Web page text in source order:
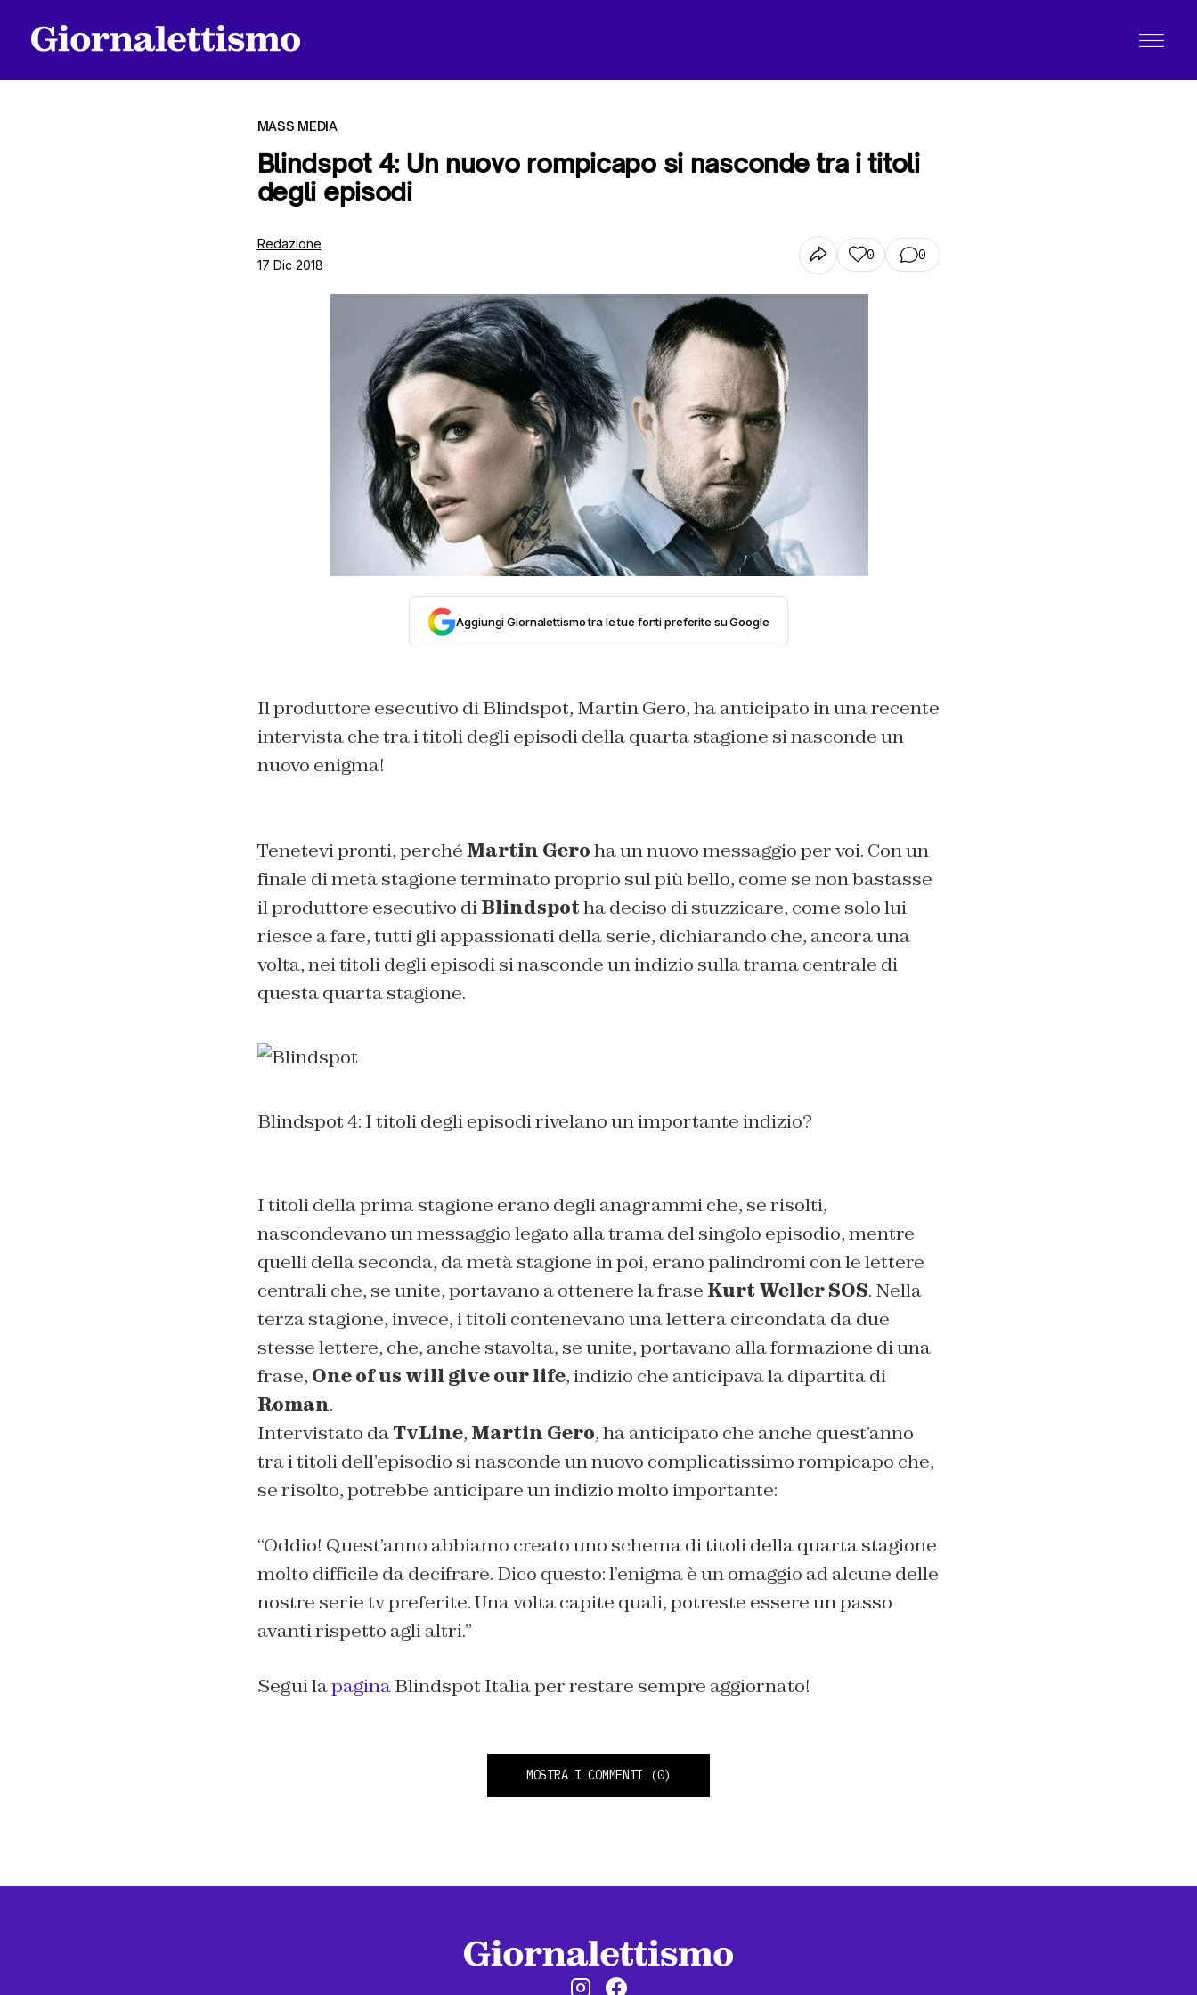
MASS MEDIA
Blindspot 4: Un nuovo rompicapo si nasconde tra i titoli
degli episodi
Redazione
17 Dic 2018
0 0
Aggiungi Giornalettismo tra le tue fonti preferite su Google
Il produttore esecutivo di Blindspot, Martin Gero, ha anticipato in una recente
intervista che tra i titoli degli episodi della quarta stagione si nasconde un
nuovo enigma!
Tenetevi pronti, perché Martin Geroha un nuovo messaggio per voi. Con un
finale di metà stagione terminato proprio sul più bello, come se non bastasse
il produttore esecutivo diBlindspotha deciso di stuzzicare, come solo lui
riesce a fare, tutti gli appassionati della serie, dichiarando che, ancora una
volta, nei titoli degli episodi si nasconde un indizio sulla trama centrale di
questa quarta stagione.
Blindspot 4: I titoli degli episodi rivelano un importante indizio?
I titoli della prima stagione erano degli anagrammi che, se risolti,
nascondevano un messaggio legato alla trama del singolo episodio, mentre
quelli della seconda, da metà stagione in poi, erano palindromi con le lettere
centrali che, se unite, portavano a ottenere la frase Kurt Weller SOS. Nella
terza stagione, invece, i titoli contenevano una lettera circondata da due
stesse lettere, che, anche stavolta, se unite, portavano alla formazione di una
frase, One of us will give our life, indizio che anticipava la dipartita di
Roman.
Intervistato daTvLine, Martin Gero, ha anticipato che anche quest’anno
tra i titoli dell’episodio si nasconde un nuovo complicatissimo rompicapo che,
se risolto, potrebbe anticipare un indizio molto importante:
‘‘Oddio! Quest’anno abbiamo creato uno schema di titoli della quarta stagione
molto difficile da decifrare. Dico questo: l’enigma è un omaggio ad alcune delle
nostre serie tv preferite. Una volta capite quali, potreste essere un passo
avanti rispetto agli altri.”
Segui lapaginaBlindspot Italia per restare sempre aggiornato!
MOSTRA I COMMENTI (0)